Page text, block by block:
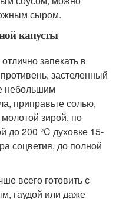
сыром.
капусты
запекать в
застеленный
небольшим
приправьте солью,
зирой, по
до 200 °C духовке 15-
соцветия, до полной
всего готовить с
гаудой или даже